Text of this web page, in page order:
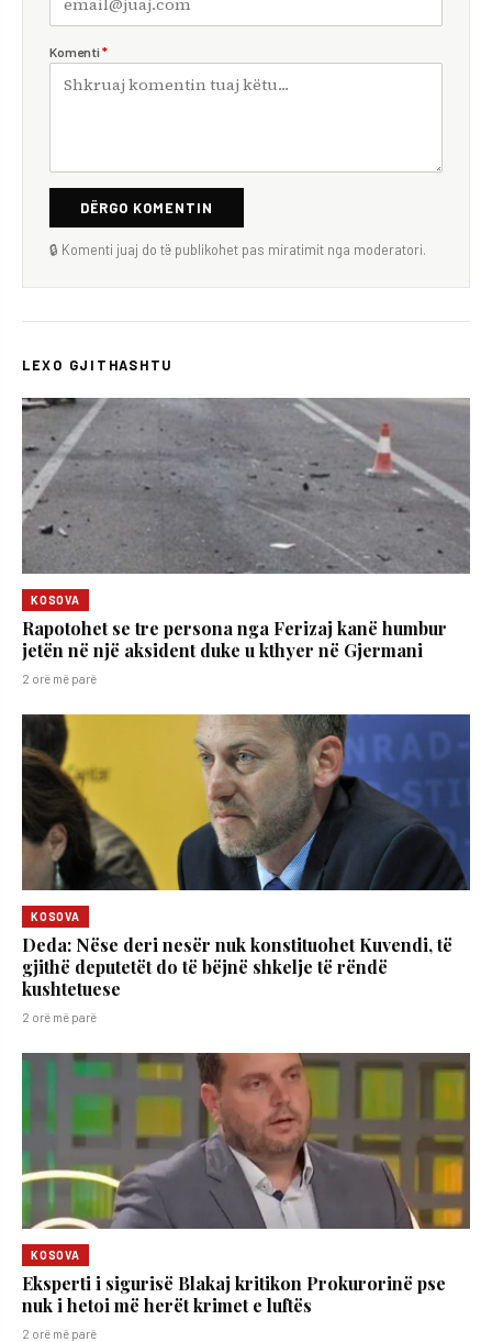
Komenti *
DËRGO KOMENTIN
🔒 Komenti juaj do të publikohet pas miratimit nga moderatori.
LEXO GJITHASHTU
KOSOVA
Rapotohet se tre persona nga Ferizaj kanë humbur
jetën në një aksident duke u kthyer në Gjermani
2 orë më parë
KOSOVA
Deda: Nëse deri nesër nuk konstituohet Kuvendi, të
gjithë deputetët do të bëjnë shkelje të rëndë
kushtetuese
2 orë më parë
KOSOVA
Eksperti i sigurisë Blakaj kritikon Prokurorinë pse
nuk i hetoi më herët krimet e luftës
2 orë më parë